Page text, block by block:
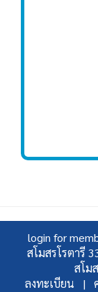
login for
สโมสรโรตารี
สโม
ลงทะเบียน |